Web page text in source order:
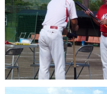
ガンバレ！広島西ブログ
「体験」「見学」お申し込み
寄付のお願い
質問コーナー Ｑ＆Ａ